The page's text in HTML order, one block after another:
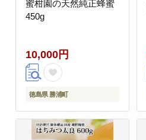
蜜柑園の天然純正蜂蜜
450g
10,000円
徳島県 勝浦町